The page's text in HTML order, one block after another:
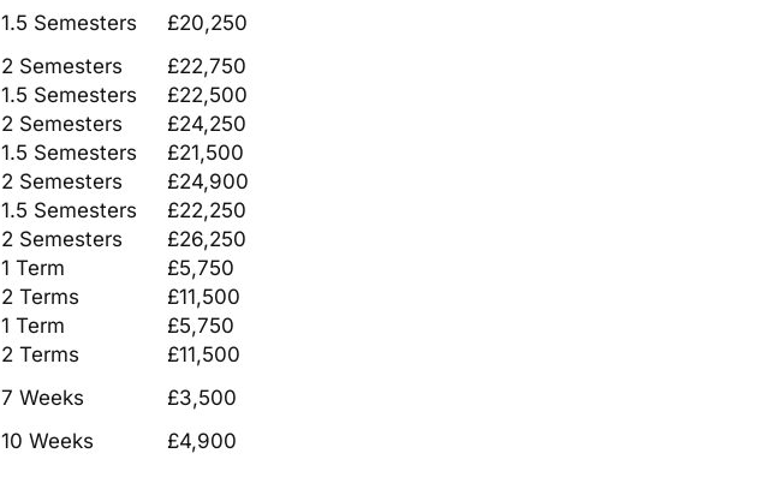
1.5 Semesters
£20,250
2 Semesters
£22,750
1.5 Semesters
£22,500
2 Semesters
£24,250
1.5 Semesters
£21,500
2 Semesters
£24,900
1.5 Semesters
£22,250
2 Semesters
£26,250
1 Term
£5,750
2 Terms
£11,500
1 Term
£5,750
2 Terms
£11,500
7 Weeks
£3,500
10 Weeks £4,900